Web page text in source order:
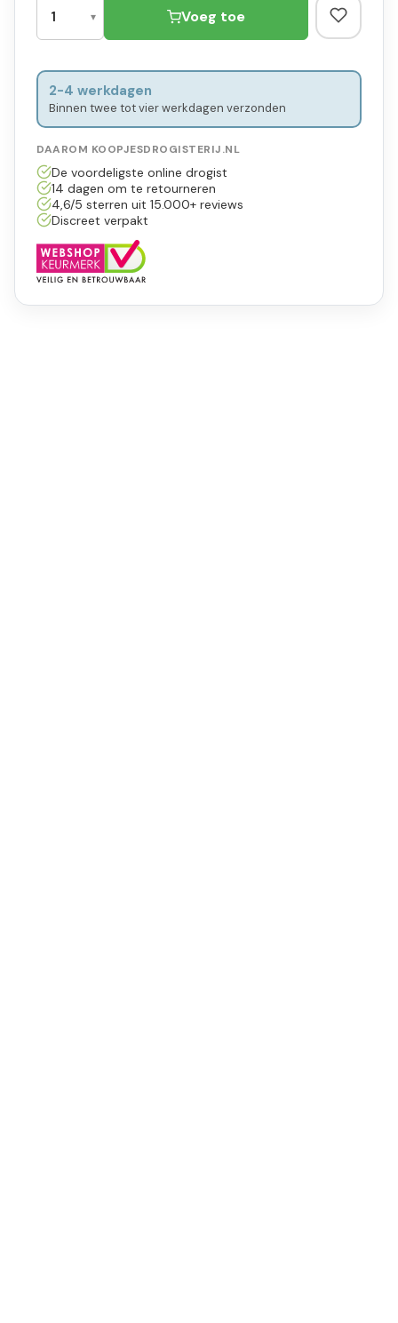
Voeg toe
2-4 werkdagen
Binnen twee tot vier werkdagen verzonden
DAAROM KOOPJESDROGISTERIJ.NL
De voordeligste online drogist
14 dagen om te retourneren
4,6/5 sterren uit 15.000+ reviews
Discreet verpakt